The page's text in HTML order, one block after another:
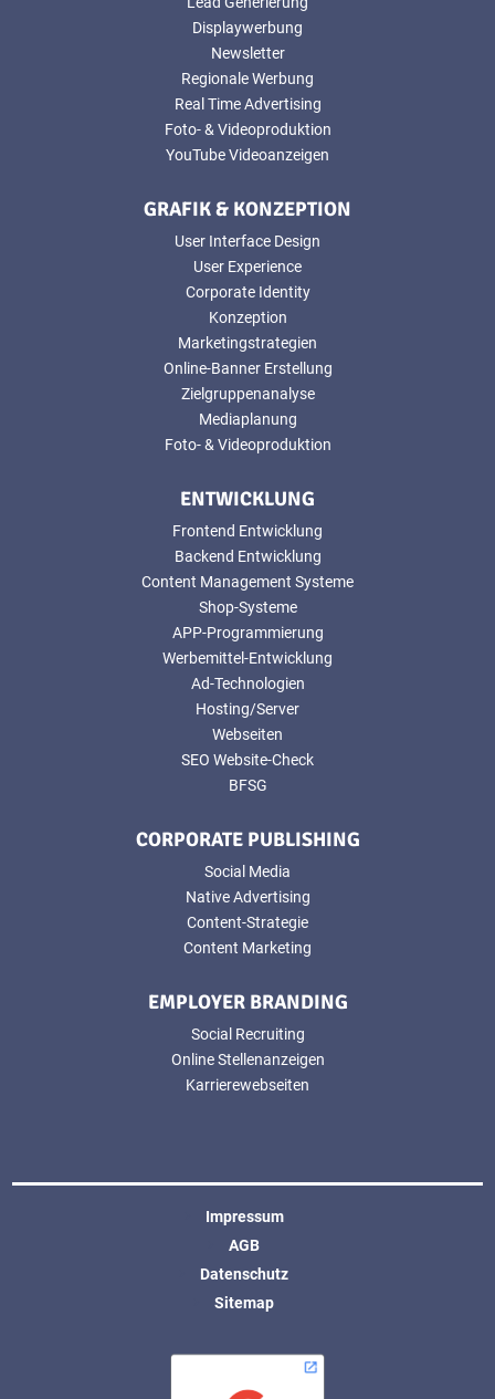
Displaywerbung
Newsletter
Regionale Werbung
Real Time Advertising
Foto- & Videoproduktion
YouTube Videoanzeigen
GRAFIK & KONZEPTION
User Interface Design
User Experience
Corporate Identity
Konzeption
Marketingstrategien
Online-Banner Erstellung
Zielgruppenanalyse
Mediaplanung
Foto- & Videoproduktion
ENTWICKLUNG
Frontend Entwicklung
Backend Entwicklung
Content Management Systeme
Shop-Systeme
APP-Programmierung
Werbemittel-Entwicklung
Ad-Technologien
Hosting/Server
Webseiten
SEO Website-Check
BFSG
CORPORATE PUBLISHING
Social Media
Native Advertising
Content-Strategie
Content Marketing
EMPLOYER BRANDING
Social Recruiting
Online Stellenanzeigen
Karrierewebseiten
Impressum
AGB
Datenschutz
Sitemap